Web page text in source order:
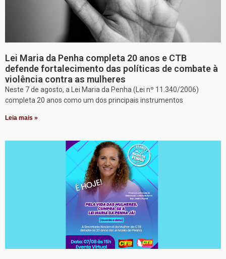
Lei Maria da Penha completa 20 anos e CTB
defende fortalecimento das políticas de combate à
violência contra as mulheres
Neste 7 de agosto, a Lei Maria da Penha (Lei nº 11.340/2006)
completa 20 anos como um dos principais instrumentos
Leia mais »